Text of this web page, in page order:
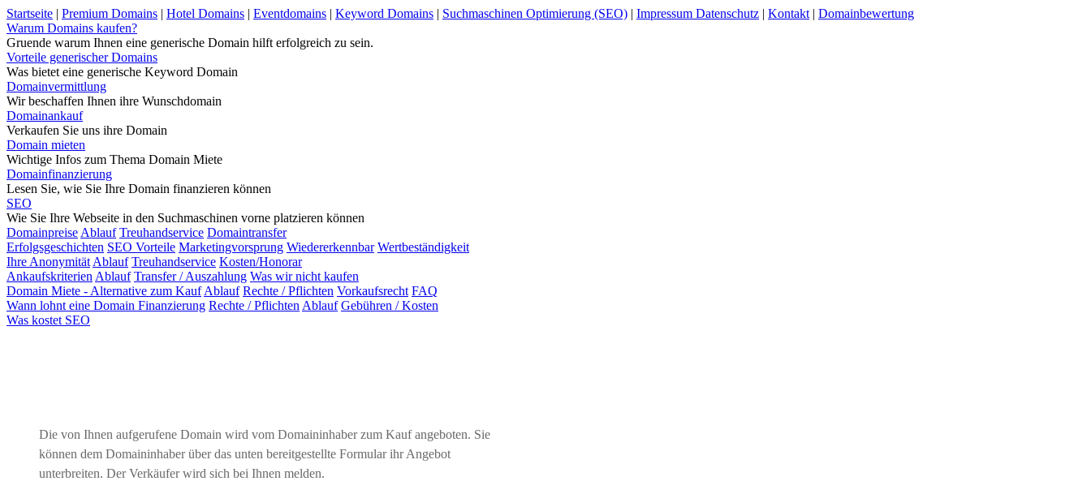
Startseite | Premium Domains | Hotel Domains | Eventdomains | Keyword Domains | Suchmaschinen Optimierung (SEO) | Impressum Datenschutz | Kontakt | Domainbewertung
Warum Domains kaufen?
Gruende warum Ihnen eine generische Domain hilft erfolgreich zu sein.
Vorteile generischer Domains
Was bietet eine generische Keyword Domain
Domainvermittlung
Wir beschaffen Ihnen ihre Wunschdomain
Domainankauf
Verkaufen Sie uns ihre Domain
Domain mieten
Wichtige Infos zum Thema Domain Miete
Domainfinanzierung
Lesen Sie, wie Sie Ihre Domain finanzieren können
SEO
Wie Sie Ihre Webseite in den Suchmaschinen vorne platzieren können
Domainpreise Ablauf Treuhandservice Domaintransfer
Erfolgsgeschichten SEO Vorteile Marketingvorsprung Wiedererkennbar Wertbeständigkeit
Ihre Anonymität Ablauf Treuhandservice Kosten/Honorar
Ankaufskriterien Ablauf Transfer / Auszahlung Was wir nicht kaufen
Domain Miete - Alternative zum Kauf Ablauf Rechte / Pflichten Vorkaufsrecht FAQ
Wann lohnt eine Domain Finanzierung Rechte / Pflichten Ablauf Gebühren / Kosten
Was kostet SEO
Die von Ihnen aufgerufene Domain wird vom Domaininhaber zum Kauf angeboten. Sie
können dem Domaininhaber über das unten bereitgestellte Formular ihr Angebot
unterbreiten. Der Verkäufer wird sich bei Ihnen melden.